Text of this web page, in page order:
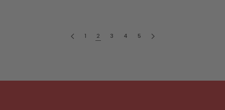
1 2 3 4 5